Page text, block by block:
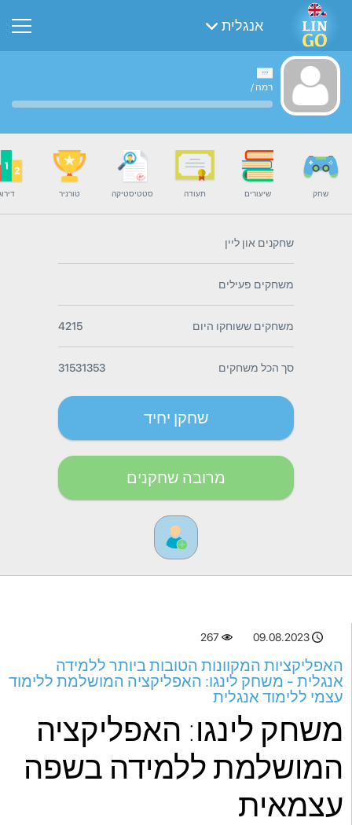
אנגלית
רמה /
שחק שיעורים תעודה סטטיסטיקה טורניר
שחקנים און ליין
משחקים פעילים
משחקים ששוחקו היום 4215
סך הכל משחקים 31531353
שחקן יחיד
מרובה שחקנים
09.08.2023
267
האפליקציות המקוונות הטובות ביותר ללמידה
אנגלית - משחק לינגו: האפליקציה המושלמת ללימוד
עצמי ללימוד אנגלית
משחק לינגו: האפליקציה
המושלמת ללמידה בשפה
עצמאית